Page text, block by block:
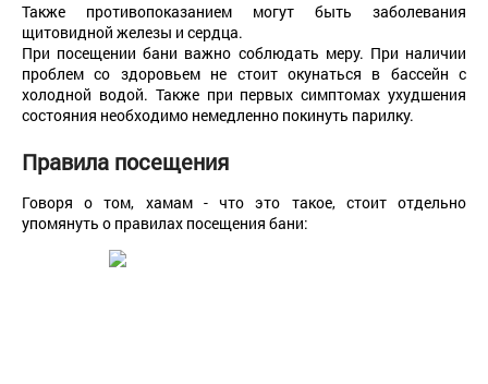
Также противопоказанием могут быть заболевания
щитовидной железы и сердца.
При посещении бани важно соблюдать меру. При наличии
проблем со здоровьем не стоит окунаться в бассейн с
холодной водой. Также при первых симптомах ухудшения
состояния необходимо немедленно покинуть парилку.
Правила посещения
Говоря о том, хамам - что это такое, стоит отдельно
упомянуть о правилах посещения бани: